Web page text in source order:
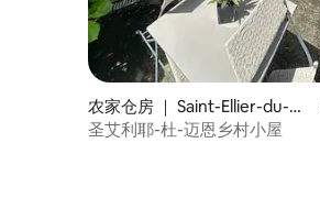
农家仓房 ｜ Saint-Ellier-du-Ma
ine
圣艾利耶-杜-迈恩乡村小屋